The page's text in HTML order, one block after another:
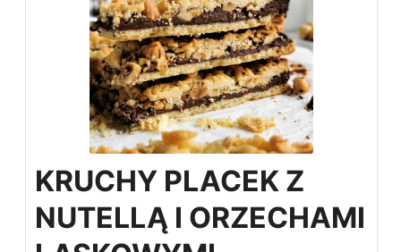
KRUCHY PLACEK Z
NUTELLĄ I ORZECHAMI